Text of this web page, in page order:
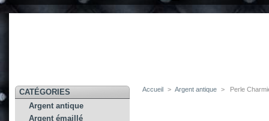
CATÉGORIES
Argent antique
Argent émaillé
Accueil > Argent antique > Perle